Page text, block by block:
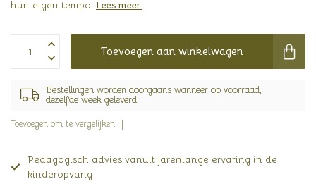
hun eigen tempo. Lees meer.
Toevoegen aan winkelwagen
Bestellingen worden doorgaans wanneer op voorraad,
dezelfde week geleverd.
Toevoegen om te vergelijken
Pedagogisch advies vanuit jarenlange ervaring in de
kinderopvang